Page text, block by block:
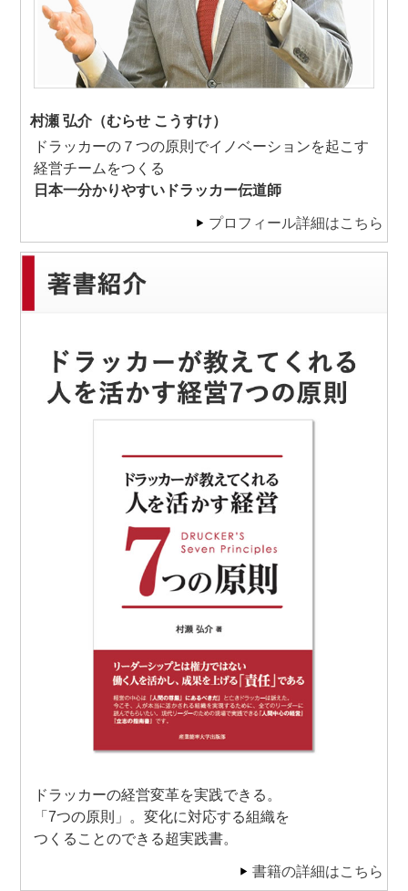
村瀬 弘介（むらせ こうすけ）
ドラッカーの７つの原則でイノベーションを起こす
経営チームをつくる
日本一分かりやすいドラッカー伝道師
プロフィール詳細はこちら
ドラッカーの経営変革を実践できる。
「7つの原則」。変化に対応する組織を
つくることのできる超実践書。
書籍の詳細はこちら